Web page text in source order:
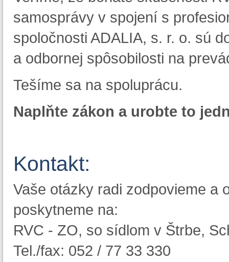
samosprávy v spojení s
spoločnosti ADALIA, s. r. o. sú
a odbornej spôsobilosti na
Tešíme sa na spoluprácu.
Naplňte zákon a urobte to
Kontakt:
Vaše otázky radi zodpovieme a
poskytneme na:
RVC - ZO, so sídlom v Štrbe,
Tel./fax: 052 / 77 33 330